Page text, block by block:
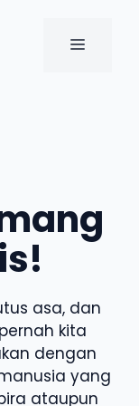
MENU
asa, dan
kita
dengan
yang
ataupun